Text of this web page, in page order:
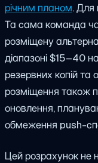
річним планом. Для
Та сама команда
розміщену
діапазоні $15–40
резервних копій та
розміщення також
оновлення,
обмеження push-
Цей розрахунок не